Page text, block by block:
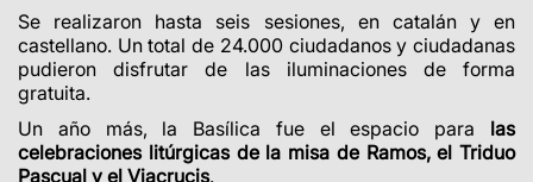
Se realizaron hasta seis sesiones, en catalán y en
castellano. Un total de 24.000 ciudadanos y ciudadanas
pudieron disfrutar de las iluminaciones de forma
gratuita.
Un año más, la Basílica fue el espacio para las
celebraciones litúrgicas de la misa de Ramos, el Triduo
Pascual y el Viacrucis.